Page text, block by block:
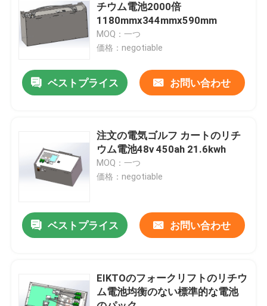
私達について
工場旅行
私達に連絡しなさい
引用を要求しなさい
フォークリフトのリチウム電池
エネルギー蓄積のリチウム電池
チウム電池2000倍
1180mmx344mmx590mm
MOQ：一つ
価格：negotiable
ベストプライス お問い合わせ
注文の電気ゴルフ カートのリチ
ウム電池48v 450ah 21.6kwh
MOQ：一つ
価格：negotiable
ベストプライス お問い合わせ
EIKTOのフォークリフトのリチウ
ム電池均衡のない標準的な電池